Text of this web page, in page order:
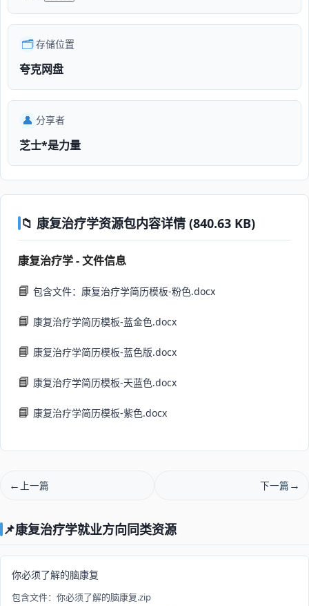
🗂️存储位置
夸克网盘
👤 分享者
芝士*是力量
📁 康复治疗学资源包内容详情 (840.63 KB)
康复治疗学 - 文件信息
📘 包含文件：康复治疗学简历模板-粉色.docx
📘 康复治疗学简历模板-蓝金色.docx
📘 康复治疗学简历模板-蓝色版.docx
📘 康复治疗学简历模板-天蓝色.docx
📘 康复治疗学简历模板-紫色.docx
上一篇 下一篇
📌康复治疗学就业方向同类资源
你必须了解的脑康复
包含文件：你必须了解的脑康复.zip